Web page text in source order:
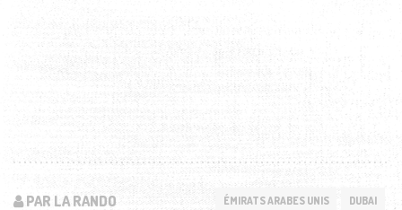
PAR LA RANDO ÉMIRATS ARABES UNIS DUBAI